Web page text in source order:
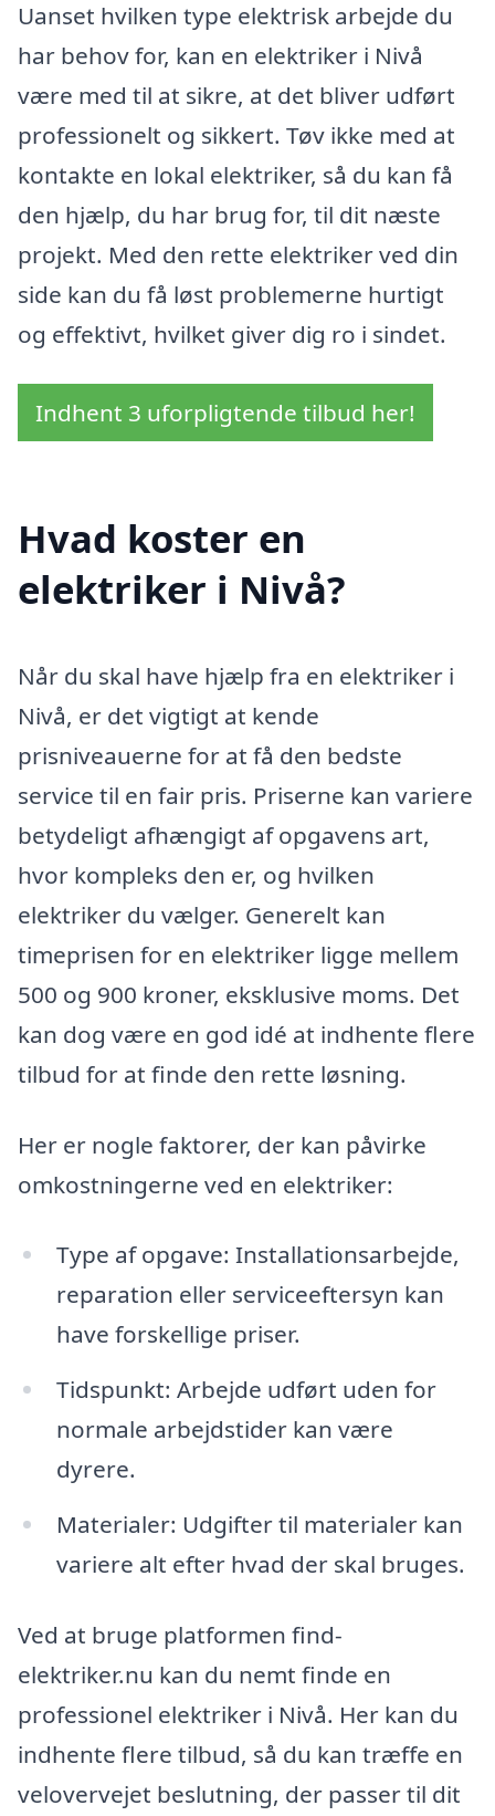
Uanset hvilken type elektrisk arbejde du
har behov for, kan en elektriker i Nivå
være med til at sikre, at det bliver udført
professionelt og sikkert. Tøv ikke med at
kontakte en lokal elektriker, så du kan få
den hjælp, du har brug for, til dit næste
projekt. Med den rette elektriker ved din
side kan du få løst problemerne hurtigt
og effektivt, hvilket giver dig ro i sindet.
Indhent 3 uforpligtende tilbud her!
Hvad koster en
elektriker i Nivå?
Når du skal have hjælp fra en elektriker i
Nivå, er det vigtigt at kende
prisniveauerne for at få den bedste
service til en fair pris. Priserne kan variere
betydeligt afhængigt af opgavens art,
hvor kompleks den er, og hvilken
elektriker du vælger. Generelt kan
timeprisen for en elektriker ligge mellem
500 og 900 kroner, eksklusive moms. Det
kan dog være en god idé at indhente flere
tilbud for at finde den rette løsning.
Her er nogle faktorer, der kan påvirke
omkostningerne ved en elektriker:
Type af opgave: Installationsarbejde,
reparation eller serviceeftersyn kan
have forskellige priser.
Tidspunkt: Arbejde udført uden for
normale arbejdstider kan være
dyrere.
Materialer: Udgifter til materialer kan
variere alt efter hvad der skal bruges.
Ved at bruge platformen find-
elektriker.nu kan du nemt finde en
professionel elektriker i Nivå. Her kan du
indhente flere tilbud, så du kan træffe en
velovervejet beslutning, der passer til dit